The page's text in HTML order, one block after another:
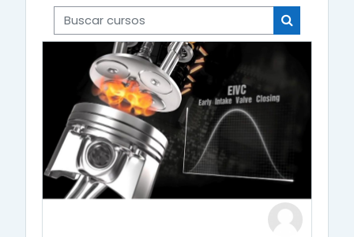
Buscar cursos
Buscar